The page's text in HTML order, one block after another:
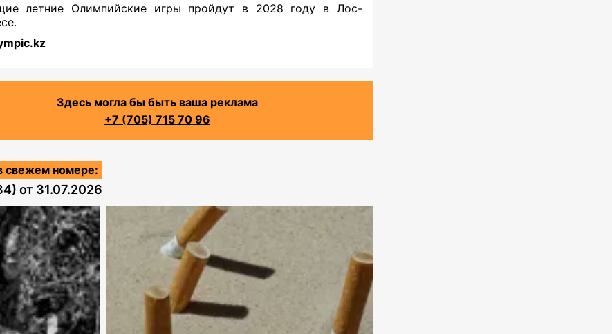
летние Олимпийские игры пройдут в 2028 году в Лос-
Здесь могла бы быть ваша реклама
+7 (705) 715 70 96
свежем номере:
от 31.07.2026